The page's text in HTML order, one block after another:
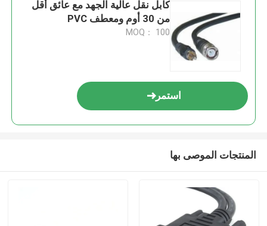
كابل نقل عالية الجهد مع عائق أقل
من 30 أوم ومعطف PVC
MOQ： 100
استمر
المنتجات الموصى بها